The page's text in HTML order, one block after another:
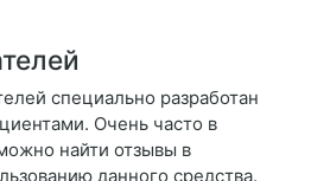
специально разработан
Очень часто в
найти отзывы в
данного средства.